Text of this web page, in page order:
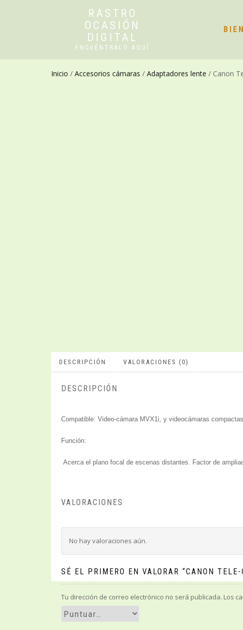
RASTRO
OCASIÓN
DIGITAL
ENCUÉNTRALO AQUÍ
Inicio / Accesorios cámaras / Adaptadores lente / Canon
DESCRIPCIÓN VALORACIONES (0)
DESCRIPCIÓN
Compatible: Video-cámara MVX1i, y videocámaras
Función:
Acerca el plano focal de escenas distantes. Factor de
VALORACIONES
No hay valoraciones aún.
SÉ EL PRIMERO EN VALORAR “CANON
Tu dirección de correo electrónico no será publicada. Los